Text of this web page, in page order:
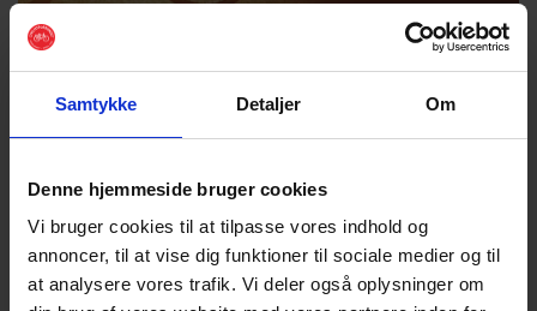
Samtykke Detaljer Om
Denne hjemmeside bruger cookies
Vi bruger cookies til at tilpasse vores indhold og
annoncer, til at vise dig funktioner til sociale medier og til
at analysere vores trafik. Vi deler også oplysninger om